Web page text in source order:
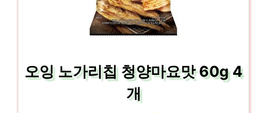
오잉 노가리칩 청양마요맛 60g 4
개